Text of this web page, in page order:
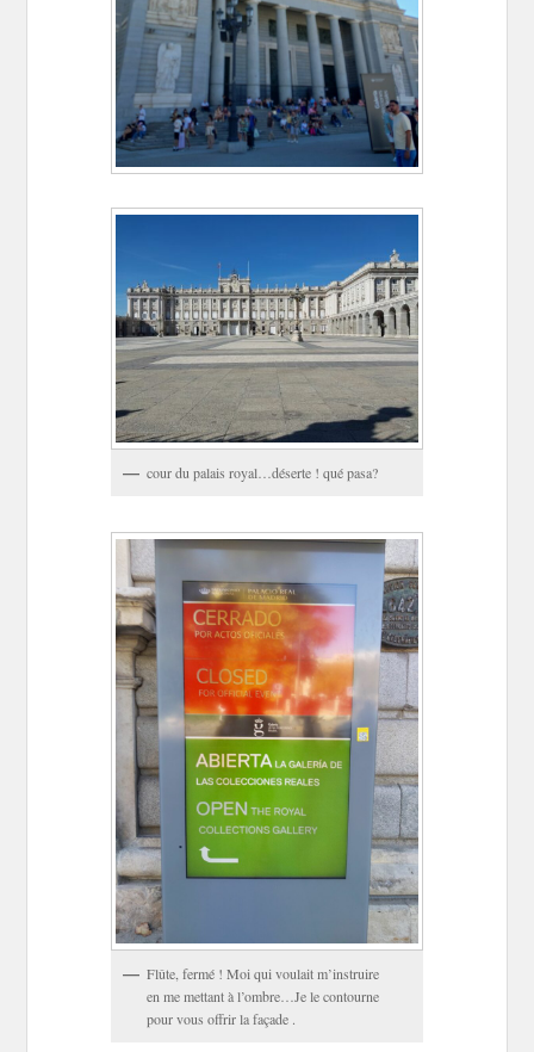
cour du palais royal…déserte ! qué pasa?
Flûte, fermé ! Moi qui voulait m’instruire
en me mettant à l’ombre…Je le contourne
pour vous offrir la façade .